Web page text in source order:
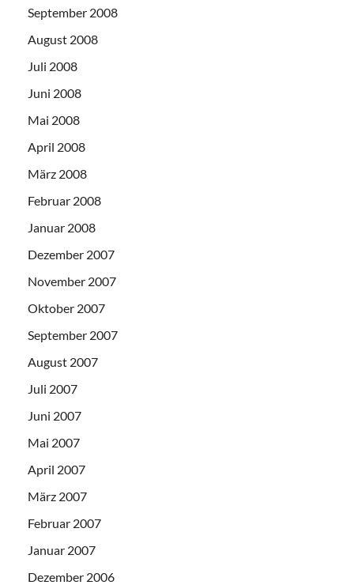
September 2008
August 2008
Juli 2008
Juni 2008
Mai 2008
April 2008
März 2008
Februar 2008
Januar 2008
Dezember 2007
November 2007
Oktober 2007
September 2007
August 2007
Juli 2007
Juni 2007
Mai 2007
April 2007
März 2007
Februar 2007
Januar 2007
Dezember 2006